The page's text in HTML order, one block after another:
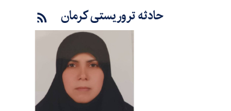
حادثه تروریستی کرمان